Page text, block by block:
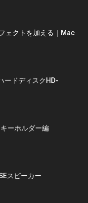
ェクトを加える｜Mac
ードディスクHD-
ーホルダー編
スピーカー